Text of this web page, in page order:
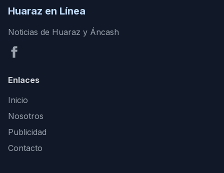
Huaraz en Línea
Noticias de Huaraz y Áncash
Enlaces
Inicio
Nosotros
Publicidad
Contacto